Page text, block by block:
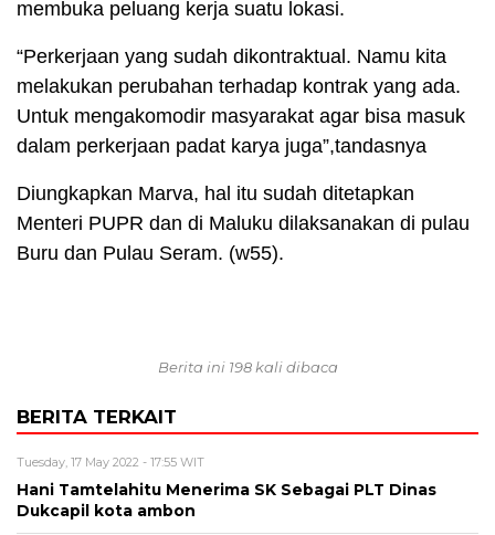
membuka peluang kerja suatu lokasi.
“Perkerjaan yang sudah dikontraktual. Namu kita
melakukan perubahan terhadap kontrak yang ada.
Untuk mengakomodir masyarakat agar bisa masuk
dalam perkerjaan padat karya juga”,tandasnya
Diungkapkan Marva, hal itu sudah ditetapkan
Menteri PUPR dan di Maluku dilaksanakan di pulau
Buru dan Pulau Seram. (w55).
Berita ini 198 kali dibaca
BERITA TERKAIT
Tuesday, 17 May 2022 - 17:55 WIT
Hani Tamtelahitu Menerima SK Sebagai PLT Dinas
Dukcapil kota ambon